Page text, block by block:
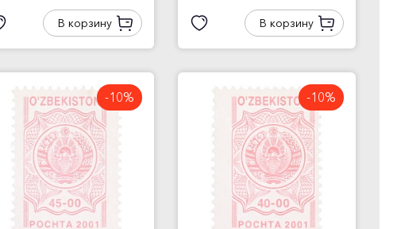
В корзину В корзину
-10% -10%